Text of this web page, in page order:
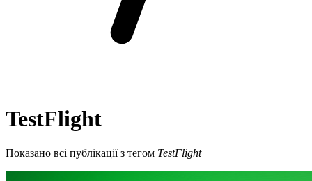
TestFlight
Показано всі публікації з тегом TestFlight